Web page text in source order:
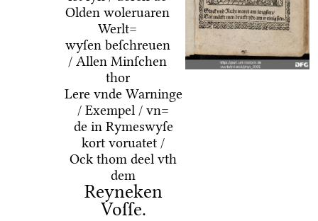
Olden woleruaren
Werlt=
wyſen beſchreuen
/ Allen Minſchen
thor
Lere vnde Warninge
/ Exempel / vn=
de in Rymeswyſe
kort voruatet /
Ock thom deel vth
dem
Reyneken
Voſſe.